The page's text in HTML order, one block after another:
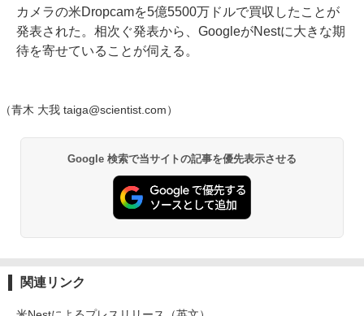
カメラの米Dropcamを5億5500万ドルで買収したことが
発表された。相次ぐ発表から、GoogleがNestに大きな期
待を寄せていることが伺える。
（青木 大我 taiga@scientist.com）
Google 検索で当サイトの記事を優先表示させる
関連リンク